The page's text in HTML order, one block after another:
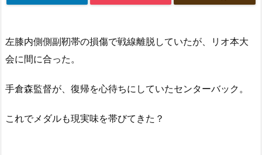
左膝内側側副靭帯の損傷で戦線離脱していたが、リオ本大
会に間に合った。
手倉森監督が、復帰を心待ちにしていたセンターバック。
これでメダルも現実味を帯びてきた？